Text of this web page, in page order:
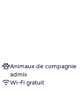
Animaux de compagnie
admis
Wi-Fi gratuit